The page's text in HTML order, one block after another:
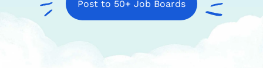
Post to 50+ Job Boards